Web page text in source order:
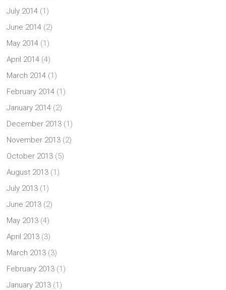
July 2014 (1)
June 2014 (2)
May 2014 (1)
April 2014 (4)
March 2014 (1)
February 2014 (1)
January 2014 (2)
December 2013 (1)
November 2013 (2)
October 2013 (5)
August 2013 (1)
July 2013 (1)
June 2013 (2)
May 2013 (4)
April 2013 (3)
March 2013 (3)
February 2013 (1)
January 2013 (1)